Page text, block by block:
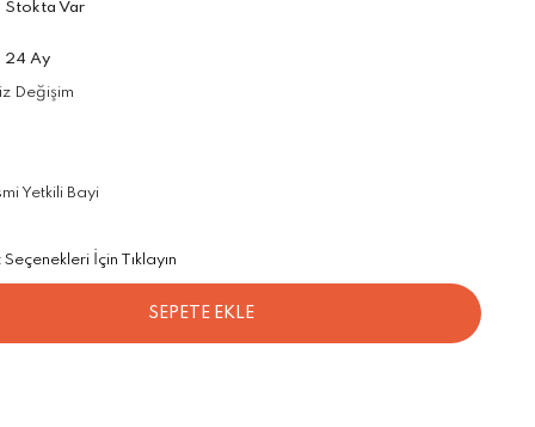
Stokta Var
24 Ay
Değişim
Yetkili Bayi
İçin Tıklayın
SEPETE EKLE